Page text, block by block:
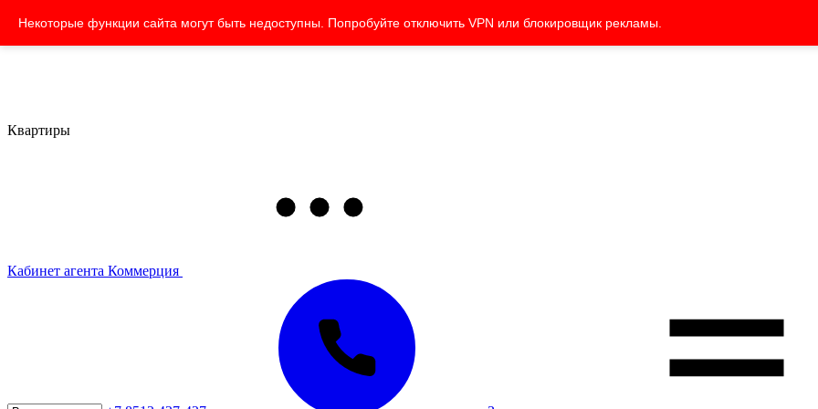
Некоторые функции сайта могут быть недоступны. Попробуйте отключить VPN или блокировщик рекламы.
Квартиры
Кабинет агента Коммерция